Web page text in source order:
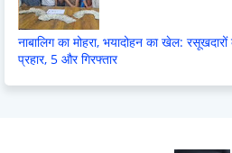
नाबालिग का मोहरा, भयादोहन का खेल:
प्रहार, 5 और गिरफ्तार